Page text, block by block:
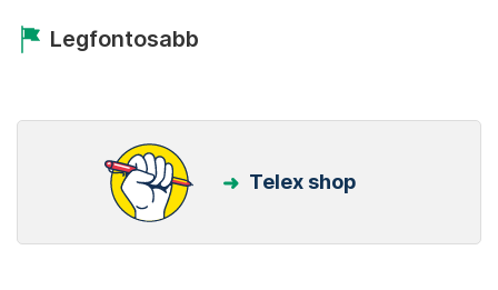
Legfontosabb
Telex shop